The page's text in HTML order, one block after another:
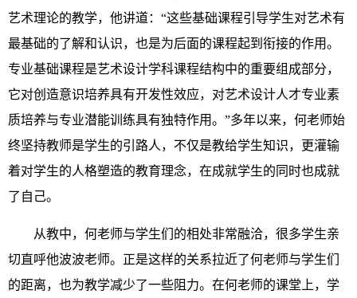
艺术理论的教学，他讲道：“这些基础课程引导学生对艺术有
最基础的了解和认识，也是为后面的课程起到衔接的作用。
专业基础课程是艺术设计学科课程结构中的重要组成部分，
它对创造意识培养具有开发性效应，对艺术设计人才专业素
质培养与专业潜能训练具有独特作用。”多年以来，何老师始
终坚持教师是学生的引路人，不仅是教给学生知识，更灌输
着对学生的人格塑造的教育理念，在成就学生的同时也成就
了自己。
从教中，何老师与学生们的相处非常融洽，很多学生亲
切直呼他波波老师。正是这样的关系拉近了何老师与学生们
的距离，也为教学减少了一些阻力。在何老师的课堂上，学